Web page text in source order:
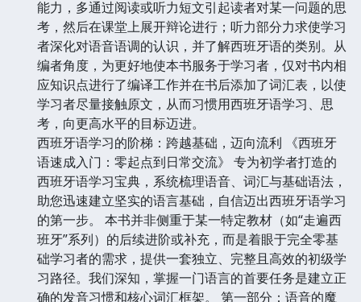
能力，多通过阅读或听力短文引起读者对某一问题的思
考，然后在课堂上展开辩论进行；听力部分力求使学习
者深化对语音语调的认识，并了解西班牙语的类别。从
编者角度，为更好地使本书服务于学习者，仅对书内相
应知识点进行了编译工作并在书后添加了词汇表，以使
学习者尽量接触原文，从而习惯用西班牙语学习、思
考，向更高水平的目标迈进。
西班牙语学习的阶梯：跨越基础，迈向流利 《西班牙
语速成入门：零起点到日常交流》 专为初学者打造的
西班牙语学习宝典，系统梳理语音、词汇与基础语法，
助您迅速建立坚实的语言基础，自信迈出西班牙语学习
的第一步。 本书并非侧重于某一特定教材（如“走遍西
班牙”系列）的后续进阶或补充，而是着眼于完全零基
础学习者的需求，提供一套独立、完整且高效的初级学
习路径。我们深知，掌握一门语言的首要任务是建立正
确的发音习惯和核心词汇框架。 第一部分：语音的魔